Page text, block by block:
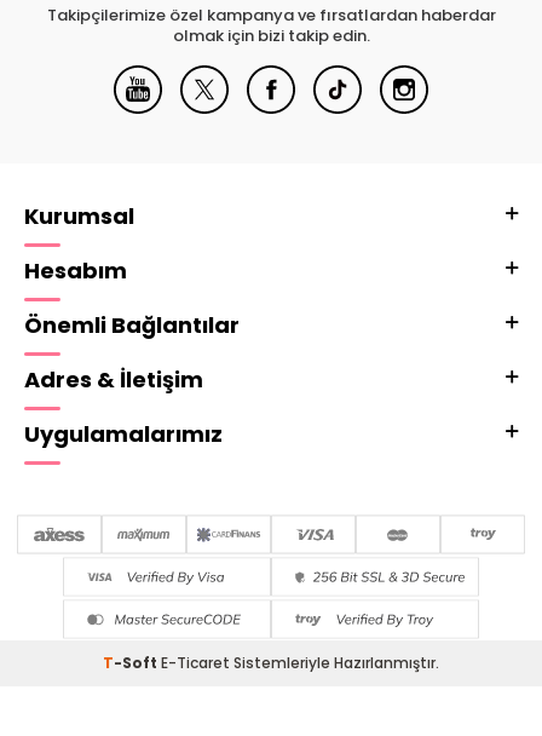
Takipçilerimize özel kampanya ve fırsatlardan haberdar
olmak için bizi takip edin.
Kurumsal
Hesabım
Önemli Bağlantılar
Adres & İletişim
Uygulamalarımız
T-Soft E-Ticaret Sistemleriyle Hazırlanmıştır.